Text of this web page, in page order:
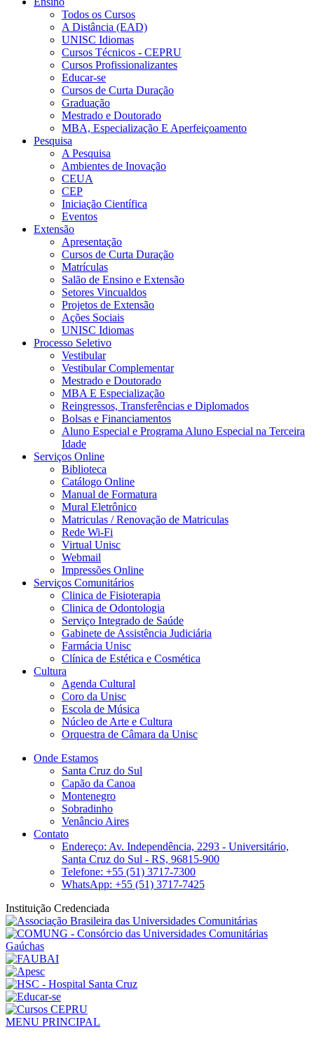
Todos os Cursos
A Distância (EAD)
UNISC Idiomas
Cursos Técnicos - CEPRU
Cursos Profissionalizantes
Educar-se
Cursos de Curta Duração
Graduação
Mestrado e Doutorado
MBA, Especialização E Aperfeiçoamento
Pesquisa
A Pesquisa
Ambientes de Inovação
CEUA
CEP
Iniciação Científica
Eventos
Extensão
Apresentação
Cursos de Curta Duração
Matrículas
Salão de Ensino e Extensão
Setores Vincualdos
Projetos de Extensão
Ações Sociais
UNISC Idiomas
Processo Seletivo
Vestibular
Vestibular Complementar
Mestrado e Doutorado
MBA E Especialização
Reingressos, Transferências e Diplomados
Bolsas e Financiamentos
Aluno Especial e Programa Aluno Especial na Terceira
Idade
Serviços Online
Biblioteca
Catálogo Online
Manual de Formatura
Mural Eletrônico
Matriculas / Renovação de Matriculas
Rede Wi-Fi
Virtual Unisc
Webmail
Impressões Online
Serviços Comunitários
Clinica de Fisioterapia
Clinica de Odontologia
Serviço Integrado de Saúde
Gabinete de Assistência Judiciária
Farmácia Unisc
Clínica de Estética e Cosmética
Cultura
Agenda Cultural
Coro da Unisc
Escola de Música
Núcleo de Arte e Cultura
Orquestra de Câmara da Unisc
Onde Estamos
Santa Cruz do Sul
Capão da Canoa
Montenegro
Sobradinho
Venâncio Aires
Contato
Endereço: Av. Independência, 2293 - Universitário,
Santa Cruz do Sul - RS, 96815-900
Telefone: +55 (51) 3717-7300
WhatsApp: +55 (51) 3717-7425
Instituição Credenciada
MENU PRINCIPAL